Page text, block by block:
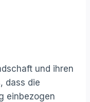
und ihren
dass die
einbezogen